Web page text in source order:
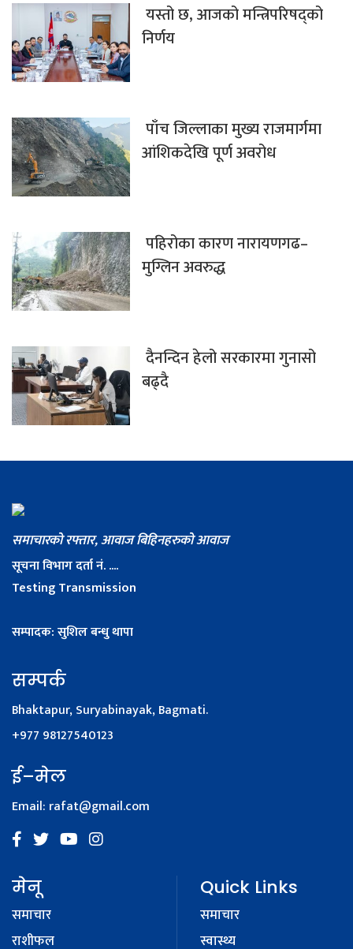
यस्तो छ, आजको मन्त्रिपरिषद्को
निर्णय
पाँच जिल्लाका मुख्य राजमार्गमा
आंशिकदेखि पूर्ण अवरोध
पहिरोका कारण नारायणगढ–
मुग्लिन अवरुद्ध
दैनन्दिन हेलो सरकारमा गुनासो
बढ्दै
समाचारको रफ्तार, आवाज बिहिनहरुको आवाज
सूचना विभाग दर्ता नं. ....
Testing Transmission
सम्पादक: सुशिल बन्धु थापा
सम्पर्क
Bhaktapur, Suryabinayak, Bagmati.
+977 98127540123
ई–मेल
Email: rafat@gmail.com
मेनू
समाचार
राशीफल
Quick Links
समाचार
स्वास्थ्य